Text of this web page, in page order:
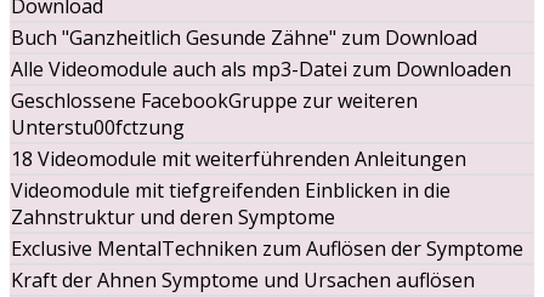
Download
Buch "Ganzheitlich Gesunde Zähne" zum Download
Alle Videomodule auch als mp3-Datei zum Downloaden
Geschlossene FacebookGruppe zur weiteren
Unterstu00fctzung
18 Videomodule mit weiterführenden Anleitungen
Videomodule mit tiefgreifenden Einblicken in die
Zahnstruktur und deren Symptome
Exclusive MentalTechniken zum Auflösen der Symptome
Kraft der Ahnen Symptome und Ursachen auflösen